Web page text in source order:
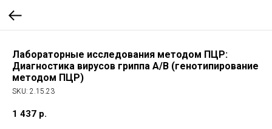
Лабораторные исследования методом ПЦР:
Диагностика вирусов гриппа А/В (генотипирование
методом ПЦР)
SKU: 2.15.23
1 437 р.